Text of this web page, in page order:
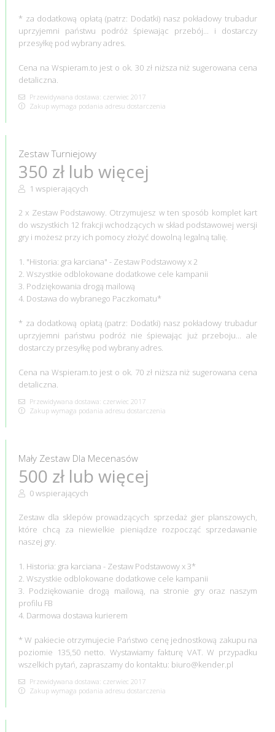
* za dodatkową opłatą (patrz: Dodatki) nasz pokładowy trubadur
uprzyjemni państwu podróż śpiewając przebój... i dostarczy
przesyłkę pod wybrany adres.
Cena na Wspieram.to jest o ok. 30 zł niższa niż sugerowana cena
detaliczna.
Przewidywana dostawa: czerwiec 2017
Zakup wymaga podania adresu dostarczenia
Zestaw Turniejowy
350 zł lub więcej
1 wspierających
2 x Zestaw Podstawowy. Otrzymujesz w ten sposób komplet kart
do wszystkich 12 frakcji wchodzących w skład podstawowej wersji
gry i możesz przy ich pomocy złożyć dowolną legalną talię.
1. "Historia: gra karciana" - Zestaw Podstawowy x 2
2. Wszystkie odblokowane dodatkowe cele kampanii
3. Podziękowania drogą mailową
4. Dostawa do wybranego Paczkomatu*
* za dodatkową opłatą (patrz: Dodatki) nasz pokładowy trubadur
uprzyjemni państwu podróż nie śpiewając już przeboju... ale
dostarczy przesyłkę pod wybrany adres.
Cena na Wspieram.to jest o ok. 70 zł niższa niż sugerowana cena
detaliczna.
Przewidywana dostawa: czerwiec 2017
Zakup wymaga podania adresu dostarczenia
Mały Zestaw Dla Mecenasów
500 zł lub więcej
0 wspierających
Zestaw dla sklepów prowadzących sprzedaż gier planszowych,
które chcą za niewielkie pieniądze rozpocząć sprzedawanie
naszej gry.
1. Historia: gra karciana - Zestaw Podstawowy x 3*
2. Wszystkie odblokowane dodatkowe cele kampanii
3. Podziękowanie drogą mailową, na stronie gry oraz naszym
profilu FB
4. Darmowa dostawa kurierem
* W pakiecie otrzymujecie Państwo cenę jednostkową zakupu na
poziomie 135,50 netto. Wystawiamy fakturę VAT. W przypadku
wszelkich pytań, zapraszamy do kontaktu: biuro@kender.pl
Przewidywana dostawa: czerwiec 2017
Zakup wymaga podania adresu dostarczenia